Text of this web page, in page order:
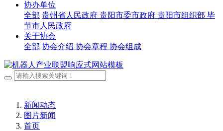
协办单位
全部 贵州省人民政府 贵阳市委市政府 贵阳市组织部 毕
节市人民政府
关于协会
全部 协会介绍 协会章程 协会组成
新闻动态
图片新闻
首页